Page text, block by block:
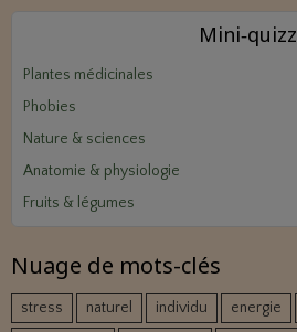
Mini‑quizz
Plantes médicinales
Phobies
Nature & sciences
Anatomie & physiologie
Fruits & légumes
Nuage de mots-clés
stress naturel individu energie